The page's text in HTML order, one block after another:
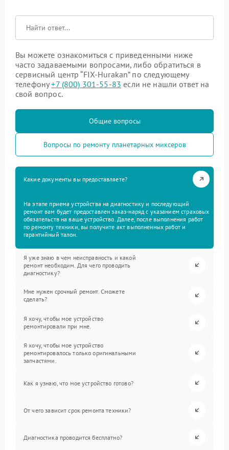
Вы можете ознакомиться с приведенными ниже
часто задаваемыми вопросами, либо обратиться в
сервисный центр “FIX-Hurakan” по следующему
телефону+7 (800) 301-55-83 если не нашли ответ на
свой вопрос.
Общие вопросы
Вопросы по ремонту планетарных миксеров
Какие документы вы предоставляете?
На этапе приема устройства на диагностику и последующий
ремонт вам будет предоставлен заказ-наряд с указанием страховых
обязательств на ваше устройство. Далее, после выполнения работ
по ремонту техники, вы получите акт выполненных работ и
гарантийный талон.
Я уже знаю в чем неисправность и какой
ремонт необходим. Для чего проводить
диагностику?
Мне нужен срочный ремонт. Сможете
сделать?
Я хочу, чтобы мое устройство
ремонтировали при мне.
Я хочу, чтобы мое устройство
ремонтировалось только оригинальными
запчастями.
Как я узнаю, что мое устройство готово?
От чего зависит срок ремонта техники?
Диагностика проводится бесплатно?